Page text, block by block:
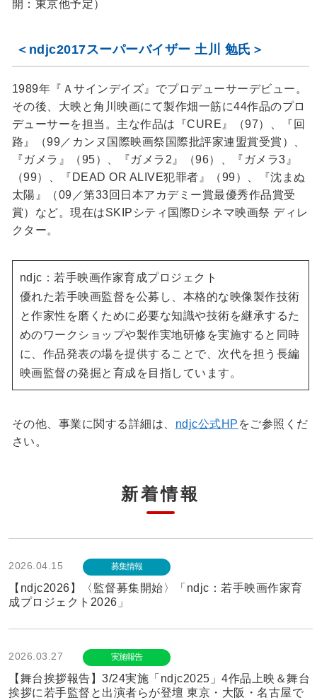
開：東京他予定）
＜ndjc2017スーパーバイザー 土川 勉氏＞
1989年『Ａサインデイズ』でプロデューサーデビュー。
その後、大映と角川映画にて製作畑一筋に44作品のプロ
デューサーを担当。主な作品は『CURE』（97）、『回
路』（99／カンヌ国際映画祭国際批評家連盟賞受賞）、
『ガメラ』（95）、『ガメラ2』（96）、『ガメラ3』
（99）、『DEAD OR ALIVE犯罪者』（99）、『沈まぬ
太陽』（09／第33回日本アカデミー賞最優秀作品賞受
賞）など。現在はSKIPシティ国際Dシネマ映画祭 ディレ
クター。
ndjc：若手映画作家育成プロジェクト
優れた若手映画監督を公募し、本格的な映像製作技術
と作家性を磨くために必要な知識や技術を継承するた
めのワークショップや製作実地研修を実施すると同時
に、作品発表の場を提供することで、次代を担う長編
映画監督の発掘と育成を目指しています。
その他、事業に関する詳細は、 ndjc公式HP をご参照くだ
さい。
新着情報
2026.04.15 募集情報
【ndjc2026】〈監督募集開始〉「ndjc：若手映画作家育
成プロジェクト2026」
2026.03.27 実施報告
【舞台挨拶報告】3/24実施「ndjc2025」4作品上映＆舞台
挨拶に若手監督と出演者らが登壇 東京・大阪・名古屋で